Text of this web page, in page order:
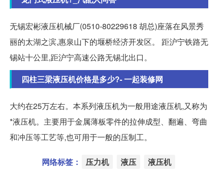
无锡宏彬液压机械厂(0510-80229618 胡总)座落在风景秀
丽的太湖之滨,惠泉山下的堰桥经济开发区。 距沪宁铁路无
锡站十公里,距沪宁高速公路无锡北出口。
四柱三梁液压机价格是多少?- 一起装修网
大约在25万左右。本系列液压机为一般用途液压机,又称为
*液压机。主要用于金属薄板零件的拉伸成型、翻遍、弯曲
和冲压等工艺等,也可用于一般的压制工。
网络标签： 压力机 液压 液压机